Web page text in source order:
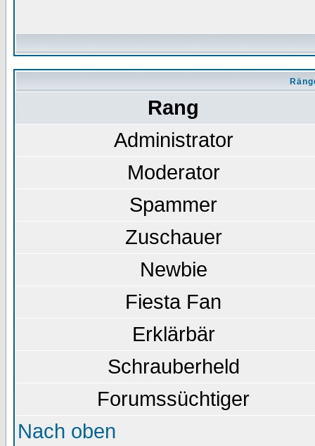
Rang
Administrator
Moderator
Spammer
Zuschauer
Newbie
Fiesta Fan
Erklärbär
Schrauberheld
Forumssüchtiger
Nach oben